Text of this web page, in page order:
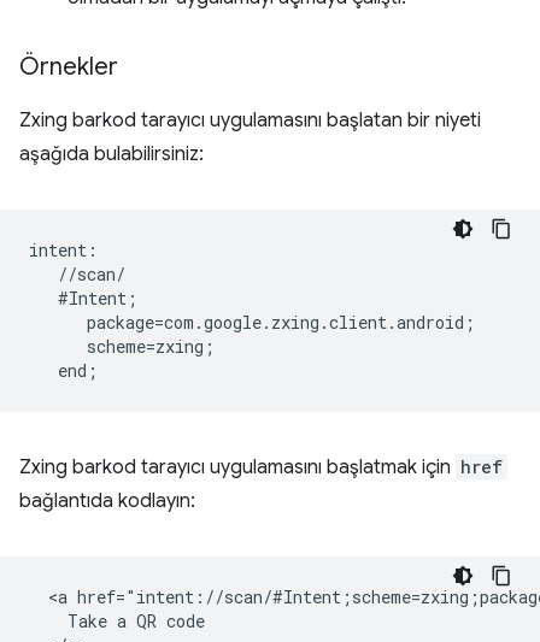
Örnekler
Zxing barkod tarayıcı uygulamasını başlatan bir niyeti
aşağıda bulabilirsiniz:
intent:
   //scan/
   #Intent;
      package=com.google.zxing.client.android;
      scheme=zxing;
Zxing barkod tarayıcı uygulamasını başlatmak için href
bağlantıda kodlayın:
<a href="intent://scan/
    Take a QR code